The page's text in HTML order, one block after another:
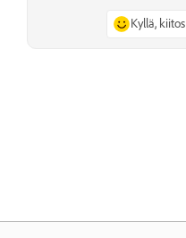
Kyllä, kiitos